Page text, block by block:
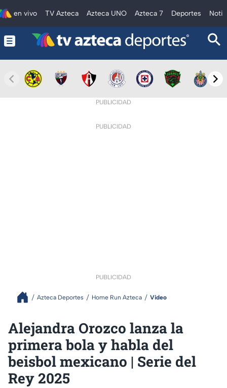
en vivo TV Azteca Azteca UNO Azteca 7 Deportes
PUBLICIDAD
PUBLICIDAD
PUBLICIDAD
Azteca Deportes Home Run Azteca Video
Alejandra Orozco lanza la
primera bola y habla del
beisbol mexicano | Serie del
Rey 2025